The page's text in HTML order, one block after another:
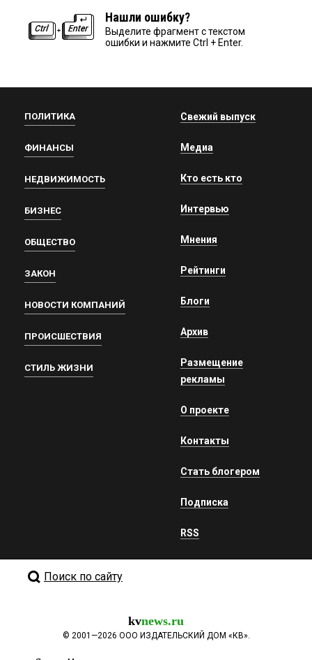
Нашли ошибку?
Выделите фрагмент с текстом
ошибки и нажмите Ctrl + Enter.
ПОЛИТИКА
ФИНАНСЫ
НЕДВИЖИМОСТЬ
БИЗНЕС
ОБЩЕСТВО
ЗАКОН
НОВОСТИ КОМПАНИЙ
ПРОИСШЕСТВИЯ
СТИЛЬ ЖИЗНИ
Свежий выпуск
Медиа
Кто есть кто
Интервью
Мнения
Рейтинги
Блоги
Архив
Размещение
рекламы
О проекте
Контакты
Стать блогером
Подписка
RSS
Поиск по сайту
kvnews.ru
© 2001—2026 ООО ИЗДАТЕЛЬСКИЙ ДОМ «КВ».